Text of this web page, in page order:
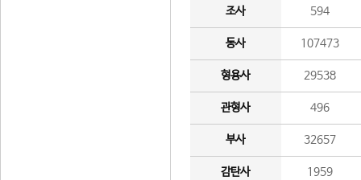
조사 594
동사 107473
형용사 29538
관형사 496
부사 32657
감탄사 1959